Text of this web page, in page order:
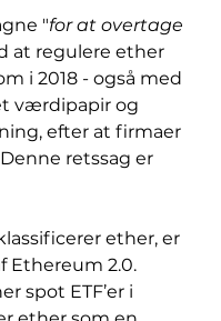
"for at overtage
at regulere ether
i 2018 - også med
værdipapir og
efter at firmaer
retssag er
ether, er
Ethereum 2.0.
spot ETF’er i